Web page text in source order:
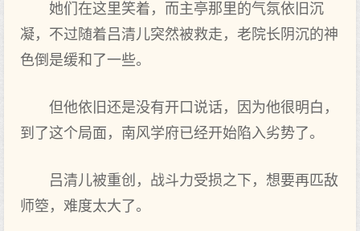
她们在这里笑着，而主亭那里的气氛依旧沉
凝，不过随着吕清儿突然被救走，老院长阴沉的神
色倒是缓和了一些。
但他依旧还是没有开口说话，因为他很明白，
到了这个局面，南风学府已经开始陷入劣势了。
吕清儿被重创，战斗力受损之下，想要再匹敌
师箜，难度太大了。